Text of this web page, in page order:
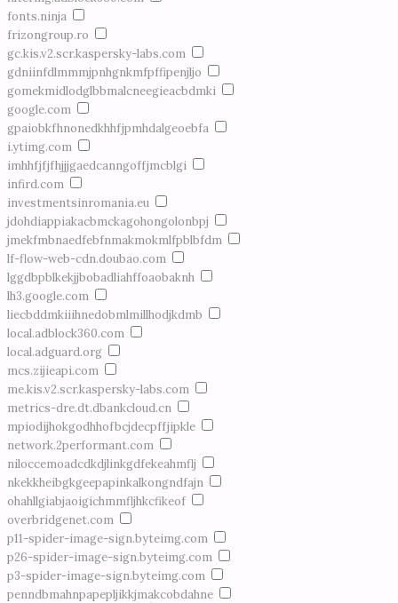
fonts.ninja
frizongroup.ro
gc.kis.v2.scr.kaspersky-labs.com
gdniinfdlmmmjpnhgnkmfpffipenjljo
gomekmidlodglbbmalcneegieacbdmki
google.com
gpaiobkfhnonedkhhfjpmhdalgeoebfa
i.ytimg.com
imhhfjfjfhjjjgaedcanngoffjmcblgi
infird.com
investmentsinromania.eu
jdohdiappiakacbmckagohongolonbpj
jmekfmbnaedfebfnmakmokmlfpblbfdm
lf-flow-web-cdn.doubao.com
lggdbpblkekjjbobadliahffoaobaknh
lh3.google.com
liecbddmkiiihnedobmlmillhodjkdmb
local.adblock360.com
local.adguard.org
mcs.zijieapi.com
me.kis.v2.scr.kaspersky-labs.com
metrics-dre.dt.dbankcloud.cn
mpiodijhokgodhhofbcjdecpffjipkle
network.2performant.com
niloccemoadcdkdjlinkgdfekeahmflj
nkekkheibgkgeepapinkalkongndfajn
ohahllgiabjaoigichmmfljhkcfikeof
overbridgenet.com
p11-spider-image-sign.byteimg.com
p26-spider-image-sign.byteimg.com
p3-spider-image-sign.byteimg.com
penndbmahnpapepljikkjmakcobdahne